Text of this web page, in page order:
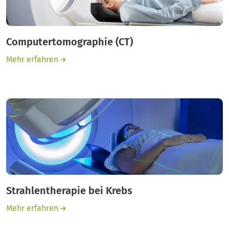
Computertomographie (CT)
Mehr erfahren
Strahlentherapie bei Krebs
Mehr erfahren